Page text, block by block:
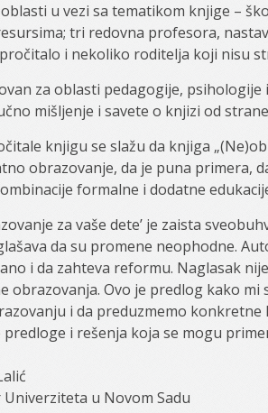
u vezi sa tematikom knjige –
tri redovna profesora,
i nekoliko roditelja koji nisu
za oblasti pedagogije,
mišljenje i savete o knjizi od
knjigu se slažu da knjiga
obrazovanje, da je puna primera,
formalne i dodatne
za vaše dete’ je zaista
da su promene neophodne.
i da zahteva reformu. Naglasak
obrazovanja. Ovo je predlog kako
i da preduzmemo
i rešenja koja se mogu
u Novom Sadu